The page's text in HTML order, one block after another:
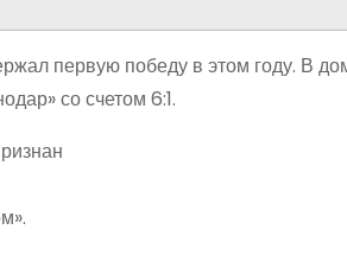
первую победу в этом году. В
со счетом 6:1.